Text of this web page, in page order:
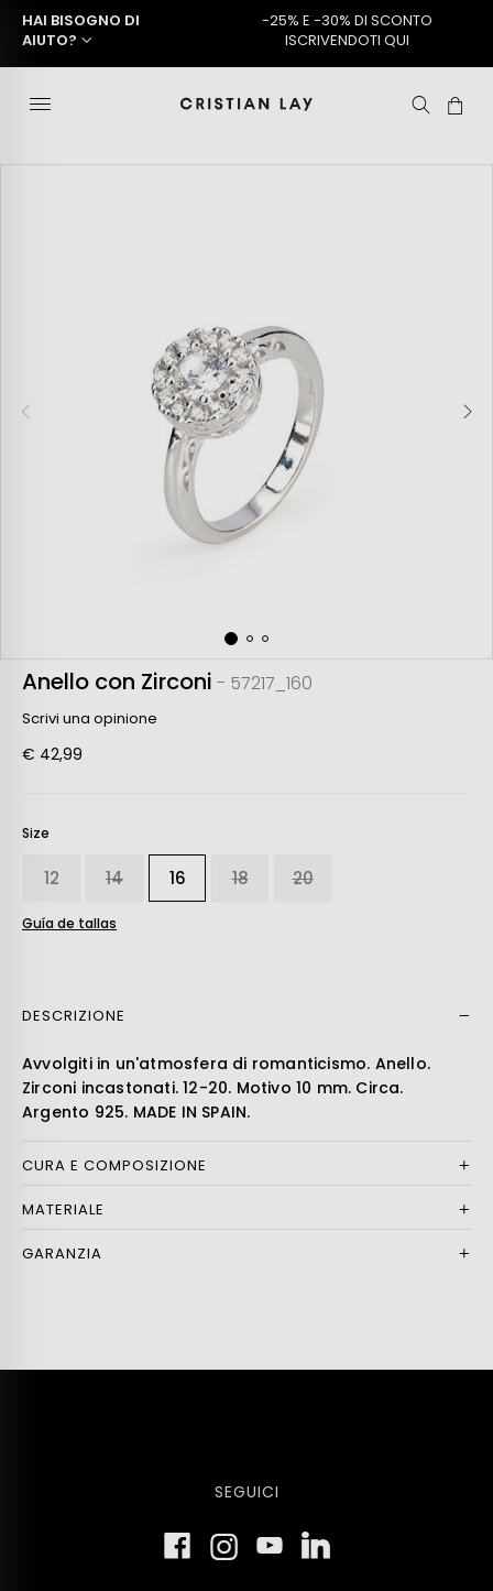
HAI BISOGNO DI
AIUTO?
-25% E -30% DI SCONTO
ISCRIVENDOTI QUI
Anello con Zirconi - 57217_160
Scrivi una opinione
€ 42,99
Size
12 14 16 18 20
Guía de tallas
DESCRIZIONE
Avvolgiti in un'atmosfera di romanticismo. Anello.
Zirconi incastonati. 12-20. Motivo 10 mm. Circa.
Argento 925. MADE IN SPAIN.
CURA E COMPOSIZIONE
MATERIALE
GARANZIA
SEGUICI